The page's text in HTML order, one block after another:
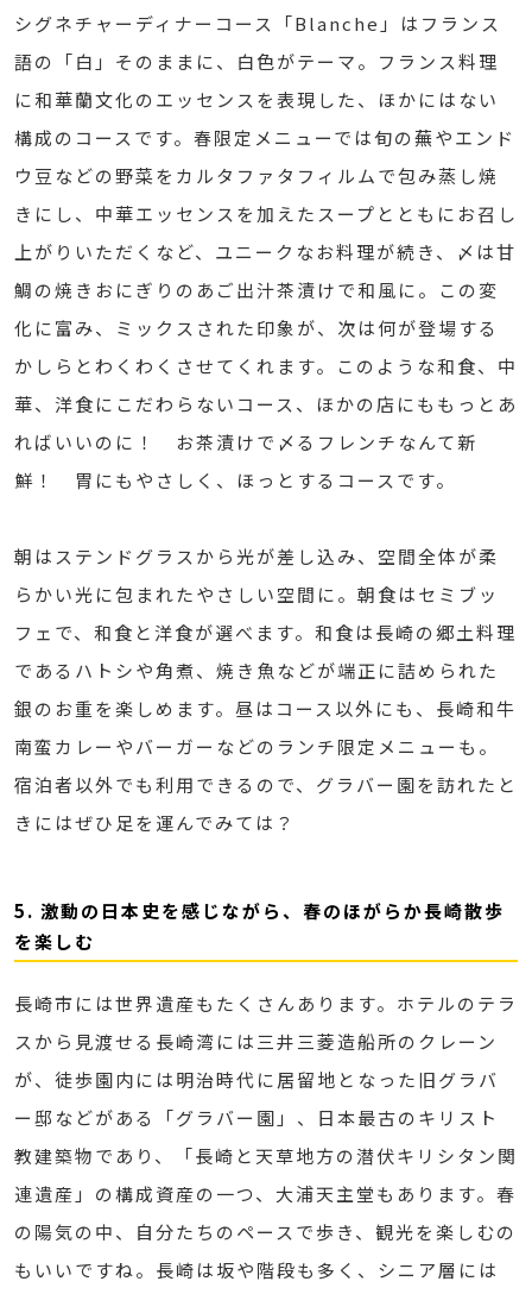
シグネチャーディナーコース「Blanche」はフランス
語の「白」そのままに、白色がテーマ。フランス料理
に和華蘭文化のエッセンスを表現した、ほかにはない
構成のコースです。春限定メニューでは旬の蕪やエンド
ウ豆などの野菜をカルタファタフィルムで包み蒸し焼
きにし、中華エッセンスを加えたスープとともにお召し
上がりいただくなど、ユニークなお料理が続き、〆は甘
鯛の焼きおにぎりのあご出汁茶漬けで和風に。この変
化に富み、ミックスされた印象が、次は何が登場する
かしらとわくわくさせてくれます。このような和食、中
華、洋食にこだわらないコース、ほかの店にももっとあ
ればいいのに！ お茶漬けで〆るフレンチなんて新
鮮！ 胃にもやさしく、ほっとするコースです。
朝はステンドグラスから光が差し込み、空間全体が柔
らかい光に包まれたやさしい空間に。朝食はセミブッ
フェで、和食と洋食が選べます。和食は長崎の郷土料理
であるハトシや角煮、焼き魚などが端正に詰められた
銀のお重を楽しめます。昼はコース以外にも、長崎和牛
南蛮カレーやバーガーなどのランチ限定メニューも。
宿泊者以外でも利用できるので、グラバー園を訪れたと
きにはぜひ足を運んでみては？
5. 激動の日本史を感じながら、春のほがらか長崎散歩
を楽しむ
長崎市には世界遺産もたくさんあります。ホテルのテラ
スから見渡せる長崎湾には三井三菱造船所のクレーン
が、徒歩園内には明治時代に居留地となった旧グラバ
ー邸などがある「グラバー園」、日本最古のキリスト
教建築物であり、「長崎と天草地方の潜伏キリシタン関
連遺産」の構成資産の一つ、大浦天主堂もあります。春
の陽気の中、自分たちのペースで歩き、観光を楽しむの
もいいですね。長崎は坂や階段も多く、シニア層には